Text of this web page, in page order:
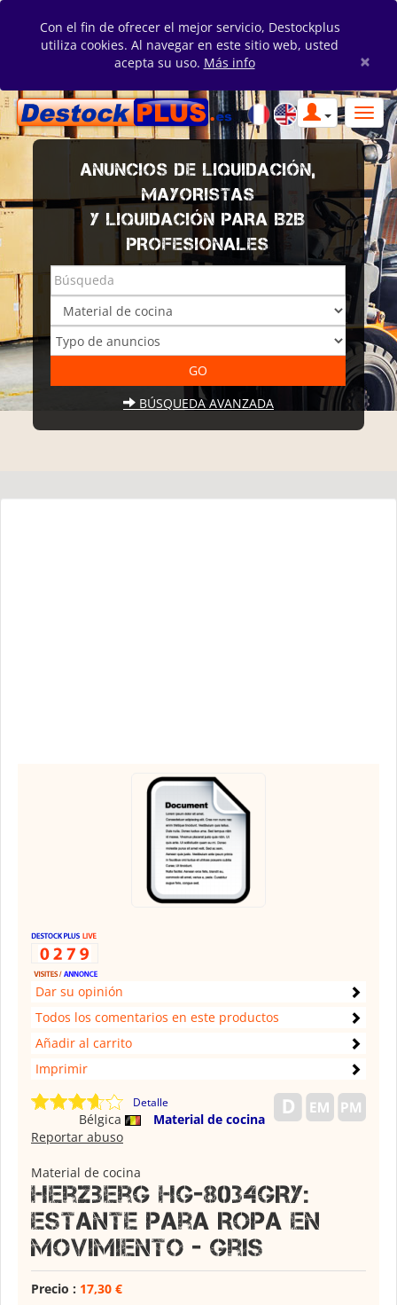
Con el fin de ofrecer el mejor servicio, Destockplus
utiliza cookies. Al navegar en este sitio web, usted
acepta su uso. Más info ×
ANUNCIOS DE LIQUIDACIÓN,
MAYORISTAS
Y LIQUIDACIÓN PARA B2B
PROFESIONALES
BÚSQUEDA AVANZADA
Dar su opinión
Todos los comentarios en este productos
Añadir al carrito
Imprimir
Detalle
Bélgica
Material de cocina
Reportar abuso
Material de cocina
Herzberg HG-8034GRY:
Estante Para Ropa en
Movimiento - Gris
Precio : 17,30 €